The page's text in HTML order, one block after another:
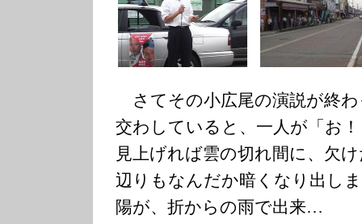
さてその小広尾の演説が終
交わしていると、一人が「お
見上げれば雲の切れ間に、欠
辺りもなんだか暗くなり出し
陽が、折からの雨で出来…